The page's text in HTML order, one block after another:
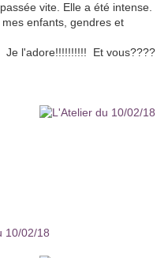
vite. Elle a été intense.
enfants, gendres et
Je l'adore!!!!!!!!!! Et vous????